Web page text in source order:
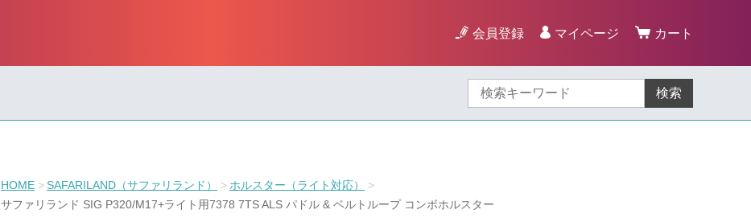
会員登録 マイページ カート
検索
HOME SAFARILAND（サファリランド）
ホルスター（ライト対応）
サファリランド SIG P320/M17+ライト用7378 7TS ALS パドル & ベルトループ コンボホルスター